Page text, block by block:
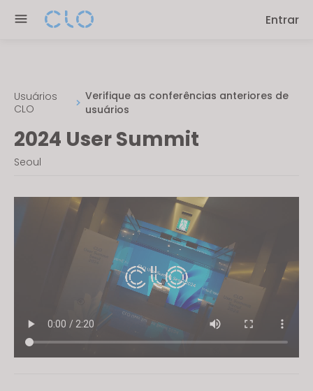
note:
accessibility
system.
Entrar
Usuários
CLO
Verifique as conferências anteriores de
usuários
2024 User Summit
Seoul